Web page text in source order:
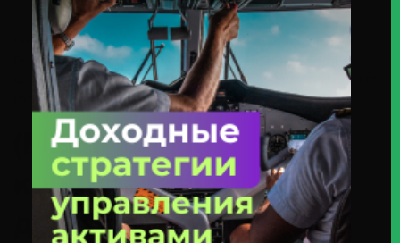
Главная Новости Депозитария
(MEET) О Корпоративном
Действии «Годовое Заседание Общего Собрания Акционеров» С
Ценными Бумагами Эмитента ПАО «МТС» ИНН 7740000076 (акция 1-01-
04715-A / ISIN RU0007775219)
(MEET) О
корпоративном
действии «Годовое